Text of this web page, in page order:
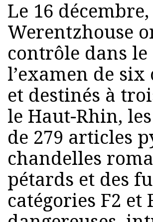
Le 16
Werentzhouse
contrôle dans
l’examen de
et destinés à
le Haut-Rhin,
de 279 articles
chandelles
pétards et des
catégories F2 et